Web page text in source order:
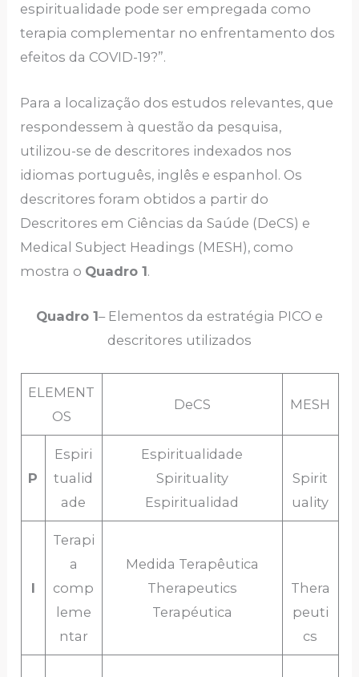
espiritualidade pode ser empregada como
terapia complementar no enfrentamento dos
efeitos da COVID-19?”.
Para a localização dos estudos relevantes, que
respondessem à questão da pesquisa,
utilizou-se de descritores indexados nos
idiomas português, inglês e espanhol. Os
descritores foram obtidos a partir do
Descritores em Ciências da Saúde (DeCS) e
Medical Subject Headings (MESH), como
mostra o Quadro 1.
Quadro 1– Elementos da estratégia PICO e
descritores utilizados
ELEMENT
OS
DeCS MESH
P
Espiri
tualid
ade
Espiritualidade
Spirituality
Espiritualidad
Spirit
uality
I
Terapi
a
comp
leme
ntar
Medida Terapêutica
Therapeutics
Terapéutica
Thera
peuti
cs